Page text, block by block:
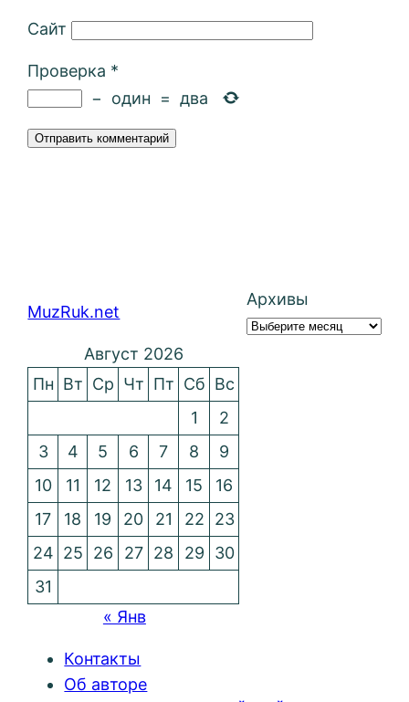
Сайт
Проверка *
−
один = два
MuzRuk.net
Архивы
Август 2026
Пн Вт Ср Чт Пт Сб Вс
1
2
3
4 5 6 7 8
9
10
11 12 13 14 15
16
17
18 19 20 21 22
23
24 25 26 27 28 29
30
31
« Янв
Контакты
Об авторе